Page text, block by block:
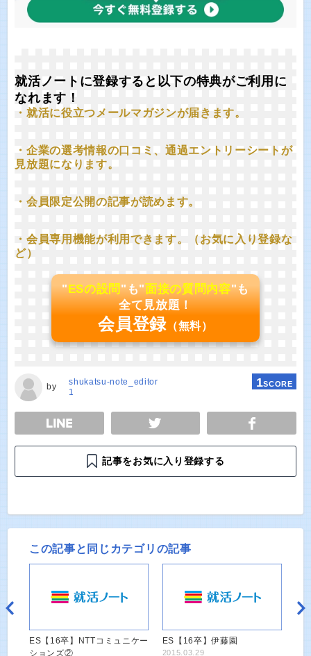
就活ノートに登録すると以下の特典がご利用に
なれます！
・就活に役立つメールマガジンが届きます。
・企業の選考情報の口コミ、通過エントリーシートが
見放題になります。
・会員限定公開の記事が読めます。
・会員専用機能が利用できます。（お気に入り登録な
ど）
"ESの設問"も"面接の質問内容"も
全て見放題！
会員登録 （無料）
by
shukatsu-note_editor
1
1SCORE
TWEET
記事をお気に入り登録する
この記事と同じカテゴリの記事
ES【16卒】NTTコミュニケー
ションズ②
ES【16卒】伊藤園
2015.03.29